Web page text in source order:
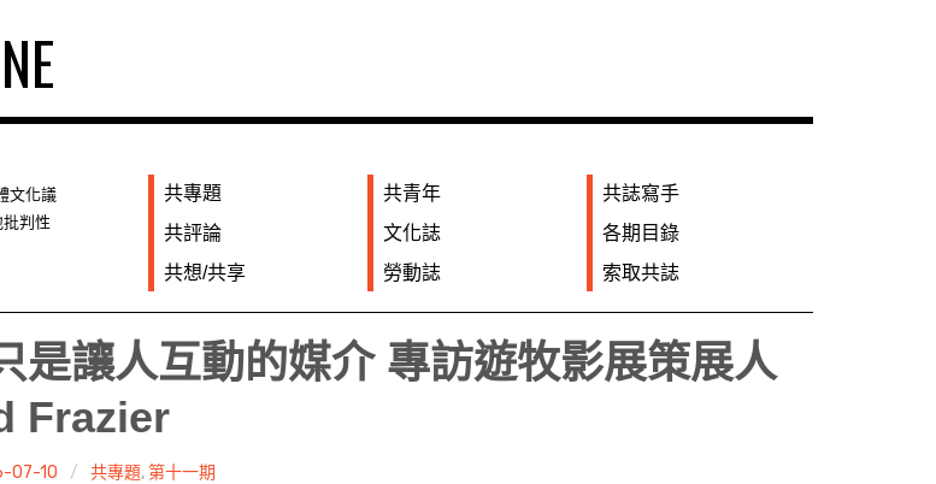
文化議
判性
共專題
共評論
共想/共享
共青年
文化誌
勞動誌
共誌寫手
各期目錄
索取共誌
是讓人互動的媒介 專訪遊牧影展策展人
Frazier
07-10 共專題, 第十一期